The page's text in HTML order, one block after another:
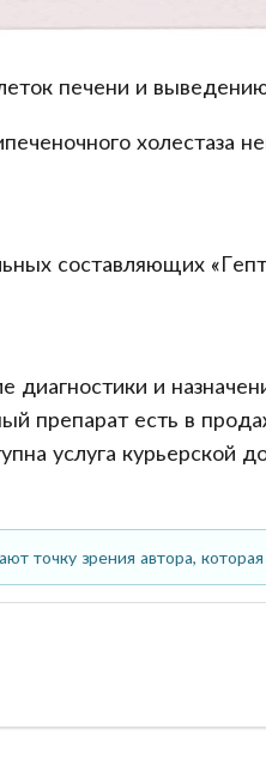
печени и
составляющих
и
препарат есть в
услуга курьерской
точку зрения автора,